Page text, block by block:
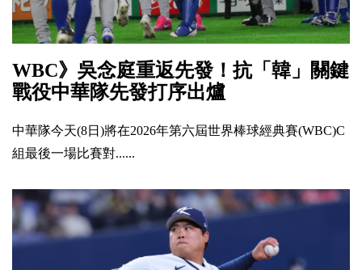
WBC》吳念庭重返先發！抗「韓」關鍵
戰役中華隊先發打序出爐
中華隊今天(8日)將在2026年第六屆世界棒球經典賽(WBC)C
組最後一場比賽對......